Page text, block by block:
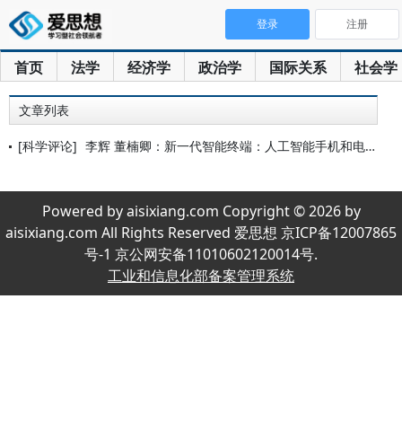
首页 法学 经济学 政治学 国际关系 社会学
登录 注册
文章列表
[科学评论] 李辉 董楠卿：新一代智能终端：人工智能手机和电脑
Powered by aisixiang.com Copyright © 2026 by
aisixiang.com All Rights Reserved 爱思想 京ICP备12007865
号-1 京公网安备11010602120014号.
工业和信息化部备案管理系统